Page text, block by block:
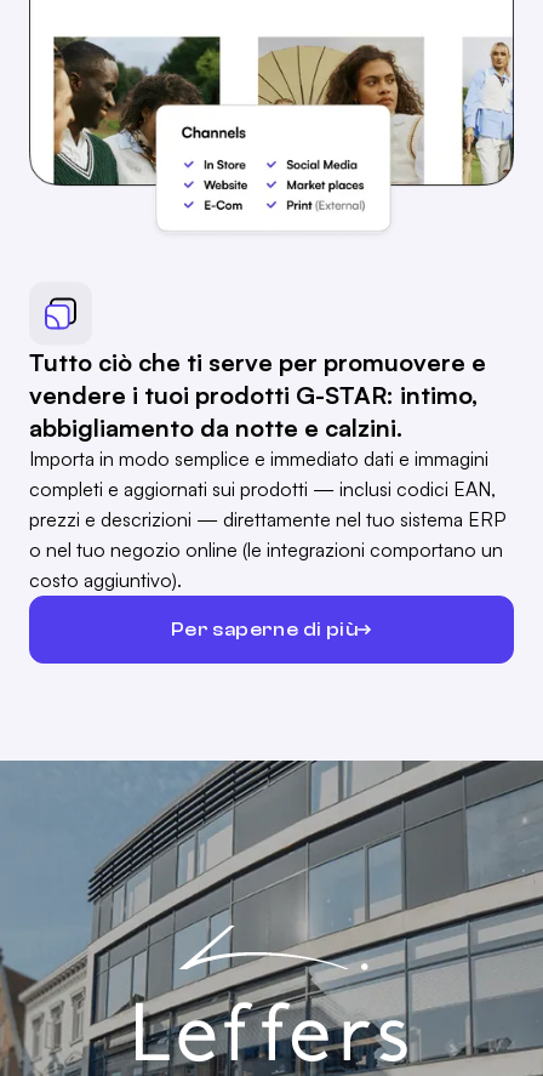
Tutto ciò che ti serve per promuovere e
vendere i tuoi prodotti G-STAR: intimo,
abbigliamento da notte e calzini.
Importa in modo semplice e immediato dati e immagini
completi e aggiornati sui prodotti — inclusi codici EAN,
prezzi e descrizioni — direttamente nel tuo sistema ERP
o nel tuo negozio online (le integrazioni comportano un
costo aggiuntivo).
Per saperne di più